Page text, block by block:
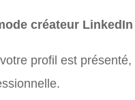
créateur LinkedIn
profil est